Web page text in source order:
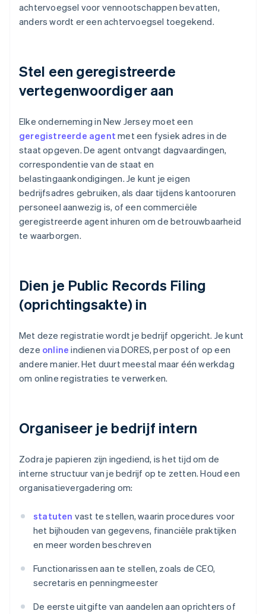
achtervoegsel voor vennootschappen bevatten,
anders wordt er een achtervoegsel toegekend.
Stel een geregistreerde
vertegenwoordiger aan
Elke onderneming in New Jersey moet een
geregistreerde agent met een fysiek adres in de
staat opgeven. De agent ontvangt dagvaardingen,
correspondentie van de staat en
belastingaankondigingen. Je kunt je eigen
bedrijfsadres gebruiken, als daar tijdens kantooruren
personeel aanwezig is, of een commerciële
geregistreerde agent inhuren om de betrouwbaarheid
te waarborgen.
Dien je Public Records Filing
(oprichtingsakte) in
Met deze registratie wordt je bedrijf opgericht. Je kunt
deze online indienen via DORES, per post of op een
andere manier. Het duurt meestal maar één werkdag
om online registraties te verwerken.
Organiseer je bedrijf intern
Zodra je papieren zijn ingediend, is het tijd om de
interne structuur van je bedrijf op te zetten. Houd een
organisatievergadering om:
statuten vast te stellen, waarin procedures voor
het bijhouden van gegevens, financiële praktijken
en meer worden beschreven
Functionarissen aan te stellen, zoals de CEO,
secretaris en penningmeester
De eerste uitgifte van aandelen aan oprichters of